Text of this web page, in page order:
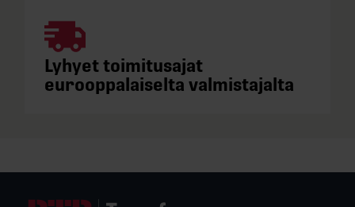
Lyhyet toimitusajat
eurooppalaiselta valmistajalta